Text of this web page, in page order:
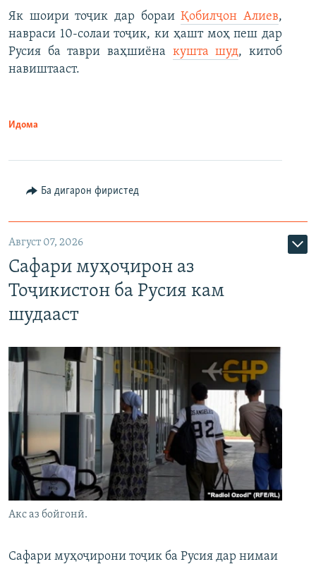
Як шоири тоҷик дар бораиҚобилҷон Алиев,
навраси 10-солаи тоҷик, ки ҳашт моҳ пеш дар
Русия ба таври ваҳшиёна кушта шуд, китоб
навиштааст.
Идома
Ба дигарон фиристед
Август 07, 2026
Сафари муҳоҷирон аз
Тоҷикистон ба Русия кам
шудааст
Акс аз бойгонӣ.
Сафари муҳоҷирони тоҷик ба Русия дар нимаи